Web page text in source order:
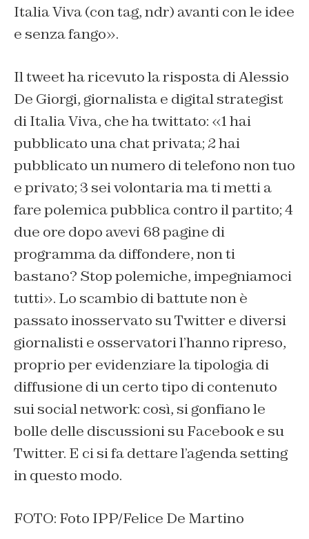
Italia Viva (con tag, ndr) avanti con le idee
e senza fango».
Il tweet ha ricevuto la risposta di Alessio
De Giorgi, giornalista e digital strategist
di Italia Viva, che ha twittato: «1 hai
pubblicato una chat privata; 2 hai
pubblicato un numero di telefono non tuo
e privato; 3 sei volontaria ma ti metti a
fare polemica pubblica contro il partito; 4
due ore dopo avevi 68 pagine di
programma da diffondere, non ti
bastano? Stop polemiche, impegniamoci
tutti». Lo scambio di battute non è
passato inosservato su Twitter e diversi
giornalisti e osservatori l’hanno ripreso,
proprio per evidenziare la tipologia di
diffusione di un certo tipo di contenuto
sui social network: così, si gonfiano le
bolle delle discussioni su Facebook e su
Twitter. E ci si fa dettare l’agenda setting
in questo modo.
FOTO: Foto IPP/Felice De Martino